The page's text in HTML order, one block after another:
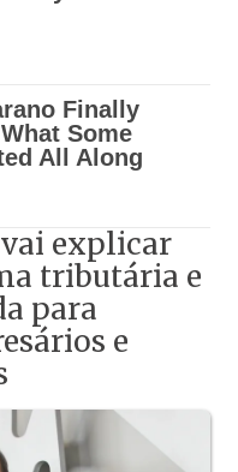
explicar
tributária e
para
e